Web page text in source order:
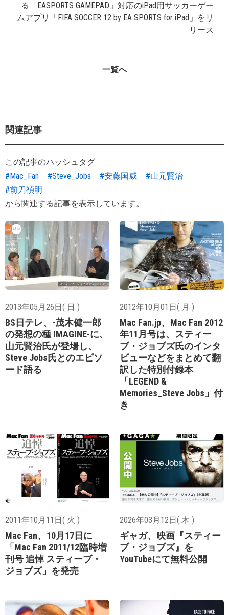
る「EASPORTS GAMEPAD」対応のiPad用サッカーゲー
ムアプリ「FIFA SOCCER 12 by EA SPORTS for iPad」をリ
リース
一覧へ
関連記事
この記事のハッシュタグ
#Mac_Fan
#Steve_Jobs #安藤国威
#山元賢治
#前刀禎明
から関連する記事を表示しています。
2013年05月26日( 日 )
BS日テレ、-茂木健一郎
の発想の種 IMAGINE-に、
山元賢治氏が登場し、
Steve Jobs氏とのエピソ
ード語る
2012年10月01日( 月 )
Mac Fan.jp、Mac Fan 2012
年11月号は、スティー
ブ・ジョブズ氏のインタ
ビューなどをまとめて翻
訳した特別付録本
「LEGEND &
Memories_Steve Jobs」付
き
2011年10月11日( 火 )
Mac Fan、10月17日に
「Mac Fan 2011/12臨時増
刊号 追悼 スティーブ・
ジョブズ」を発売
2026年03月12日( 木 )
ギャガ、映画『スティー
ブ・ジョブズ』を
YouTubeにて無料公開